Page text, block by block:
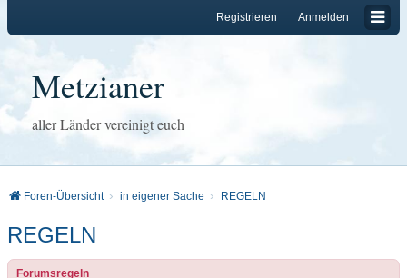
Anmelden
Registrieren
Metzianer
aller Länder vereinigt euch
Foren-Übersicht in eigener Sache REGELN
REGELN
Forumsregeln